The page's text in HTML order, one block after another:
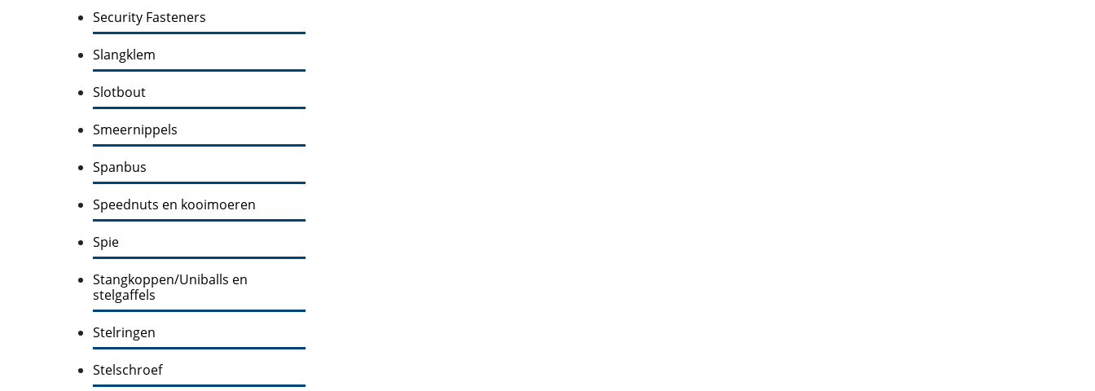
Security Fasteners
Slangklem
Slotbout
Smeernippels
Spanbus
Speednuts en kooimoeren
Spie
Stangkoppen/Uniballs en
stelgaffels
Stelringen
Stelschroef